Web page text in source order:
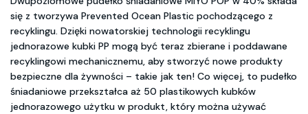
się z tworzywa Prevented Ocean Plastic pochodzącego z
recyklingu. Dzięki nowatorskiej technologii recyklingu
jednorazowe kubki PP mogą być teraz zbierane i poddawane
recyklingowi mechanicznemu, aby stworzyć nowe produkty
bezpieczne dla żywności – takie jak ten! Co więcej, to pudełko
śniadaniowe przekształca aż 50 plastikowych kubków
jednorazowego użytku w produkt, który można używać